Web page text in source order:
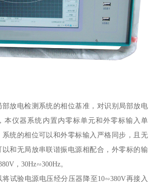
放电检测系统的相位基准，对识别局部放电
本仪器系统内置内零标单元和外零标输入单
统的相位可以和外零标输入严格同步，且无
和无局放串联谐振电源相配合，外零标的输
，30Hz∽300Hz。
试验电源电压经分压器降至10∽380V再接入